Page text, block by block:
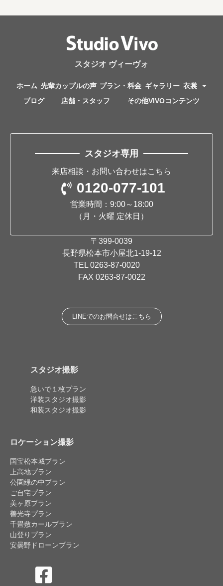
スタジオ ヴィーヴォ
ホーム 先輩カップルの声 プラン・料金 ギャラリー 衣裳
ブログ
店舗・スタッフ その他VIVOコンテンツ
スタジオ専用
来店相談・お問い合わせはこちら
0120-077-101
営業時間：9:00～18:00
（月・火曜 定休日）
〒399-0039
長野県松本市小屋北1-19-12
TEL 0263-87-0020
FAX 0263-87-0022
LINEでのお問合せはこちら
スタジオ撮影
急いで１枚プラン
洋装スタジオ撮影
和装スタジオ撮影
ロケーション撮影
国宝松本城プラン
上高地プラン
公園緑の中プラン
ご自宅プラン
美ヶ原プラン
善光寺プラン
千畳敷カールプラン
山登りプラン
安曇野ドローンプラン